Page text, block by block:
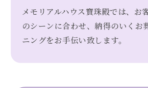
メモリアルハウス寳珠殿では、お
のシーンに合わせ、納得のいくお
ニングをお手伝い致します。